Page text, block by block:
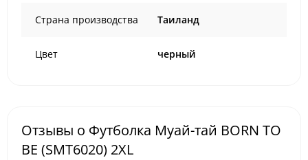
Страна производства Таиланд
Цвет черный
Отзывы о Футболка Муай-тай BORN TO
BE (SMT6020) 2XL